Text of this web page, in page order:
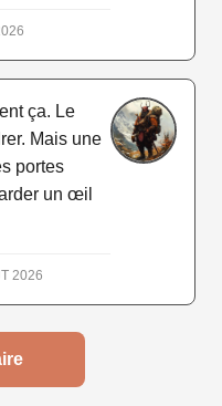
ça. Le
Mais une
portes
un œil
2026